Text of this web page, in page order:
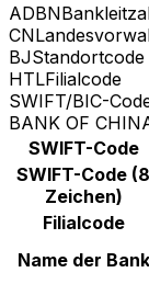
ADBN
CN
BJStandortcode
HTLFilialcode
SWIFT/BIC-
BANK OF
SWIFT-Code
SWIFT-Code (8
Zeichen)
Filialcode
Name der Bank